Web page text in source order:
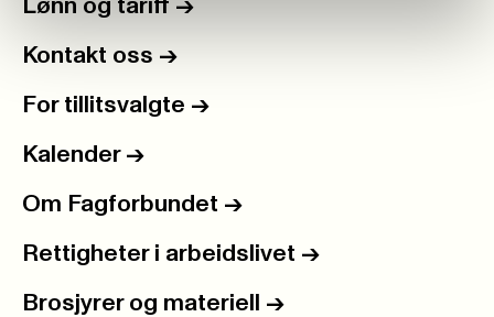
Lønn og tariff ->
Kontakt oss ->
For tillitsvalgte ->
Kalender ->
Om Fagforbundet ->
Rettigheter i arbeidslivet ->
Brosjyrer og materiell ->